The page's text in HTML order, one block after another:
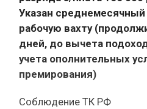
Указан среднемесячный
рабочую вахту
дней, до вычета
учета ополнительных
премирования)
Соблюдение ТК РФ